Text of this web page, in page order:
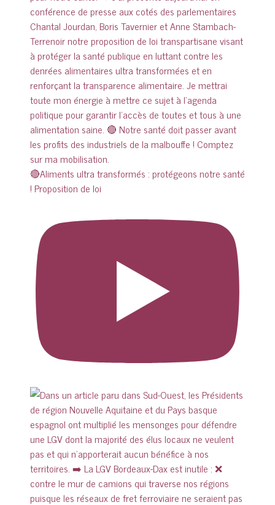
🔴Aliments ultra transformés : protégeons notre santé
! Proposition de loi